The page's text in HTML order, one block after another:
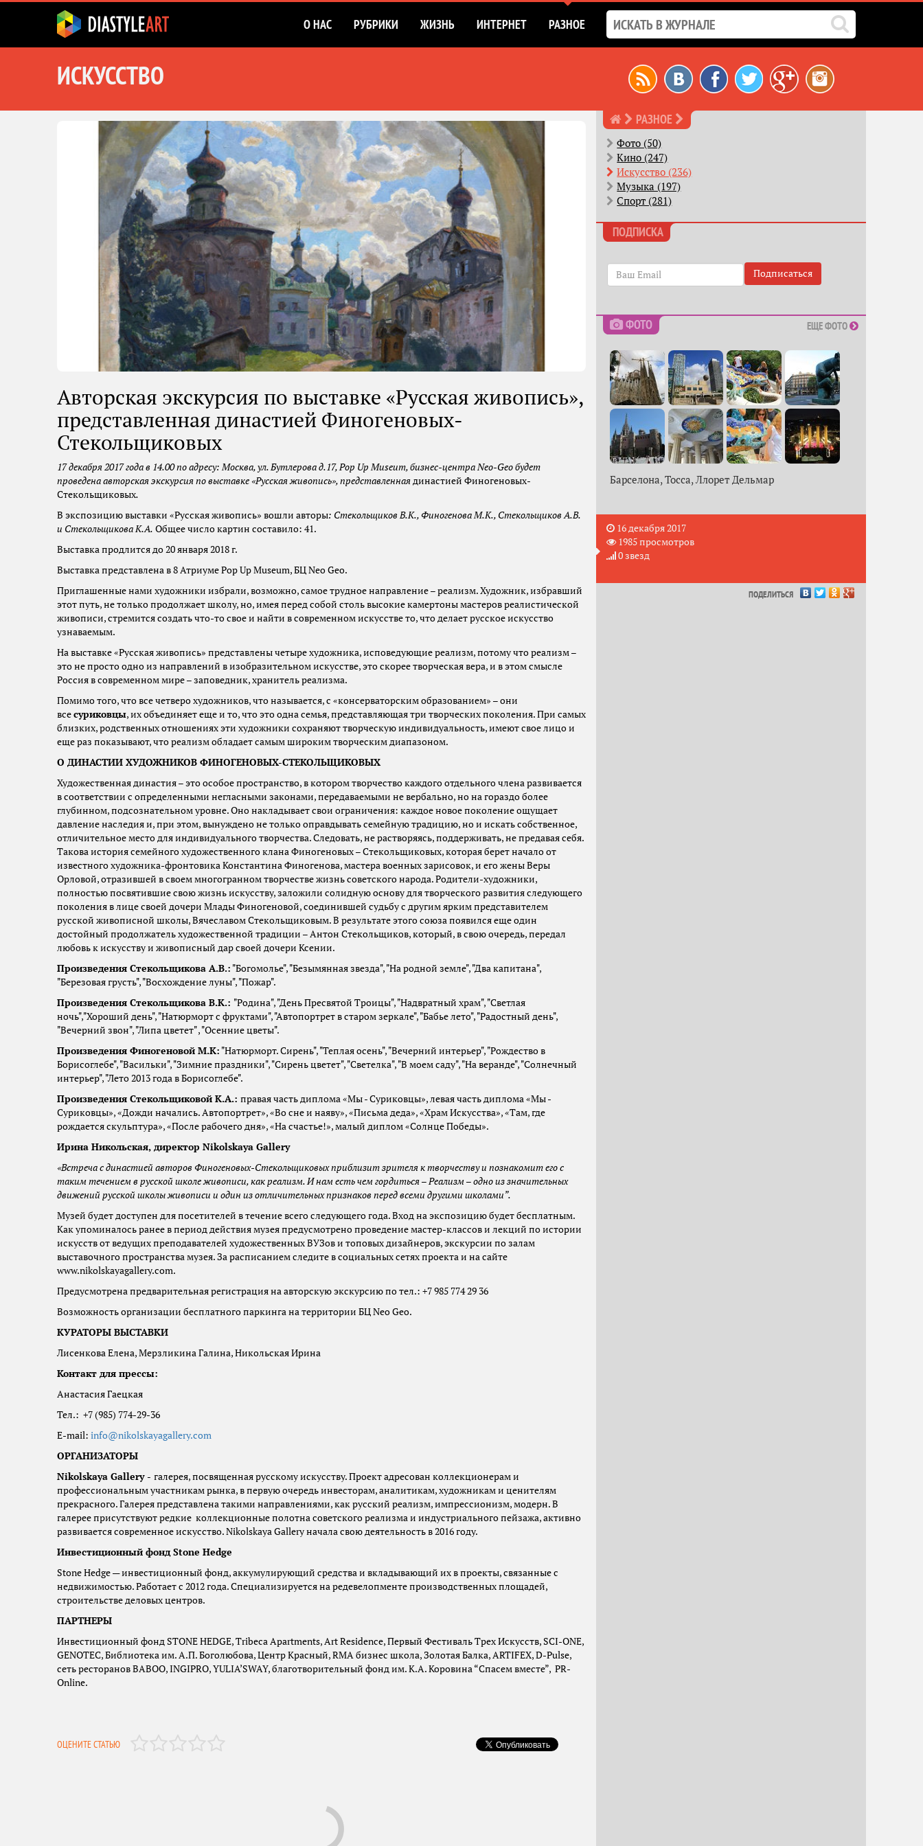
О НАС РУБРИКИ ЖИЗНЬ ИНТЕРНЕТ РАЗНОЕ
ИСКУССТВО
Авторская экскурсия по выставке «Русская живопись»,
представленная династией Финогеновых-
Стекольщиковых
17 декабря 2017 года в 14.00 по адресу: Москва, ул.Бутлерова д.17,Pop Up Museum, бизнес-центраNеo-Geoбудет
проведена авторская экскурсия по выставке «Русская живопись», представленнаядинастией Финогеновых-
Стекольщиковых.
В экспозицию выставки «Русская живопись» вошли авторы: Стекольщиков В.К., Финогенова М.К., Стекольщиков А.В.
и Стекольщикова К.А. Общее число картин составило: 41.
Выставка продлится до 20 января 2018 г.
Выставка представлена в 8 Атриуме Pop Up Museum, БЦ Neo Geo.
Приглашенные нами художники избрали, возможно, самое трудное направление – реализм. Художник, избравший
этот путь, не только продолжает школу, но, имея перед собой столь высокие камертоны мастеров реалистической
живописи, стремится создать что-то свое и найти в современном искусстве то, что делает русское искусство
узнаваемым.
На выставке «Русская живопись» представлены четыре художника, исповедующие реализм, потому что реализм –
это не просто одно из направлений в изобразительном искусстве, это скорее творческая вера, и в этом смысле
Россия в современном мире – заповедник, хранитель реализма.
Помимо того, что все четверо художников, что называется, с «консерваторским образованием» – они
всесуриковцы, их объединяет еще и то, что это одна семья, представляющая три творческих поколения. При самых
близких, родственных отношениях эти художники сохраняют творческую индивидуальность, имеют свое лицо и
еще раз показывают, что реализм обладает самым широким творческим диапазоном.
О ДИНАСТИИ ХУДОЖНИКОВ ФИНОГЕНОВЫХ-СТЕКОЛЬЩИКОВЫХ
Художественная династия – это особое пространство, в котором творчество каждого отдельного члена развивается
в соответствии с определенными негласными законами, передаваемыми не вербально, но на гораздо более
глубинном, подсознательном уровне. Оно накладывает свои ограничения: каждое новое поколение ощущает
давление наследия и, при этом, вынуждено не только оправдывать семейную традицию, но и искать собственное,
отличительное место для индивидуального творчества. Следовать, не растворяясь, поддерживать, не предавая себя.
Такова история семейного художественного клана Финогеновых – Стекольщиковых, которая берет начало от
известного художника-фронтовика Константина Финогенова, мастера военных зарисовок, и его жены Веры
Орловой, отразившей в своем многогранном творчестве жизнь советского народа. Родители-художники,
полностью посвятившие свою жизнь искусству, заложили солидную основу для творческого развития следующего
поколения в лице своей дочери Млады Финогеновой, соединившей судьбу с другим ярким представителем
русской живописной школы, Вячеславом Стекольщиковым. В результате этого союза появился еще один
достойный продолжатель художественной традиции – Антон Стекольщиков, который, в свою очередь, передал
любовь к искусству и живописный дар своей дочери Ксении.
Произведения Стекольщикова А.В.: "Богомолье", "Безымянная звезда", "На родной земле", "Два капитана",
"Березовая грусть", "Восхождение луны", "Пожар".
Произведения Стекольщикова В.К.: "Родина", "День Пресвятой Троицы", "Надвратный храм", "Светлая
ночь","Хороший день", "Натюрморт с фруктами", "Автопортрет в старом зеркале", "Бабье лето", "Радостный день",
"Вечерний звон", "Липа цветет" , "Осенние цветы".
Произведения Финогеновой М.К: "Натюрморт. Сирень", "Теплая осень", "Вечерний интерьер", "Рождество в
Борисоглебе", "Васильки", "Зимние праздники", "Сирень цветет", "Светелка", "В моем саду", "На веранде", "Солнечный
интерьер", "Лето 2013 года в Борисоглебе".
Произведения Стекольщиковой К.А.: правая часть диплома «Мы - Суриковцы», левая часть диплома «Мы -
Суриковцы», «Дожди начались. Автопортрет», «Во сне и наяву», «Письма деда», «Храм Искусства», «Там, где
рождается скульптура», «После рабочего дня», «На счастье!», малый диплом «Солнце Победы».
Ирина Никольская, директор Nikolskaya Gallery
«Встреча с династией авторов Финогеновых-Стекольщиковых приблизит зрителя к творчеству и познакомит его с
таким течением в русской школе живописи, как реализм. И нам есть чем гордиться – Реализм – одно из значительных
движений русской школы живописи и один из отличительных признаков перед всеми другими школами”.
Музей будет доступен для посетителей в течение всего следующего года. Вход на экспозицию будет бесплатным.
Как упоминалось ранее в период действия музея предусмотрено проведение мастер-классов и лекций по истории
искусств от ведущих преподавателей художественных ВУЗов и топовых дизайнеров, экскурсии по залам
выставочного пространства музея. За расписанием следите в социальных сетях проекта и на сайте
www.nikolskayagallery.com.
Предусмотрена предварительная регистрация на авторскую экскурсию по тел.: +7 985 774 29 36
Возможность организации бесплатного паркинга на территории БЦ Neo Geo.
КУРАТОРЫ ВЫСТАВКИ
Лисенкова Елена, Мерзликина Галина, Никольская Ирина
Контакт для прессы:
Анастасия Гаецкая
Тел.: +7 (985) 774-29-36
E-mail: info@nikolskayagallery.com
ОРГАНИЗАТОРЫ
Nikolskaya Gallery- галерея, посвященная русскому искусству. Проект адресован коллекционерам и
профессиональным участникам рынка, в первую очередь инвесторам, аналитикам, художникам и ценителям
прекрасного. Галерея представлена такими направлениями, как русский реализм, импрессионизм, модерн. В
галерее присутствуют редкие коллекционные полотна советского реализма и индустриального пейзажа, активно
развивается современное искусство. Nikolskaya Gallery начала свою деятельность в 2016 году.
Инвестиционный фондStone Hedge
Stone Hedge — инвестиционный фонд, аккумулирующий средства и вкладывающий их в проекты, связанные с
недвижимостью. Работает с 2012 года. Специализируется на редевелопменте производственных площадей,
строительстве деловых центров.
ПАРТНЕРЫ
Инвестиционный фонд STONE HEDGE, Tribeca Apartments, Art Residence, Первый Фестиваль Трех Искусств, SCI-ONE,
GENOTEC, Библиотека им. А.П. Боголюбова, Центр Красный, RMA бизнес школа, Золотая Балка, ARTIFEX, D-Pulse,
сеть ресторанов BABOO, INGIPRO, YULIA’SWAY, благотворительный фонд им. К.А. Коровина “Спасем вместе”, PR-
Online.
ОЦЕНИТЕ СТАТЬЮ
РАЗНОЕ
Фото (50)
Кино (247)
Искусство (236)
Музыка (197)
Спорт (281)
ПОДПИСКА
Подписаться
ФОТО ЕЩЕ ФОТО
Барселона, Тосса, Ллорет Дельмар
16 декабря 2017
1985 просмотров
0 звезд
ПОДЕЛИТЬСЯ